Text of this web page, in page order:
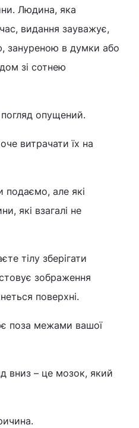
Людина, яка
видання зауважує,
зануреною в думки або
зі сотнею
опущений.
витрачати їх на
подаємо, але які
які взагалі не
тілу зберігати
зображення
поверхні.
поза межами вашої
вниз – це мозок, який